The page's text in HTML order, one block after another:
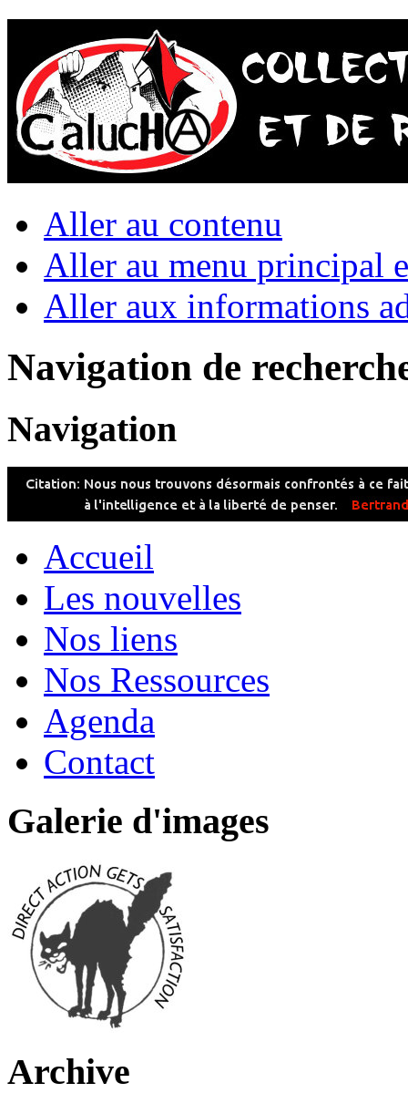
Aller au contenu
Aller au menu principal
Aller aux informations
Navigation de
Navigation
Accueil
Les nouvelles
Nos liens
Nos Ressources
Agenda
Contact
Galerie d'images
Archive